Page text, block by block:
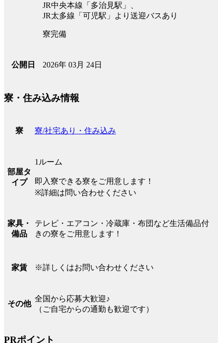
JR中央本線「多治見駅」、
JR太多線「可児駅」より送迎バスあり
寮完備
公開日 2026年 03月 24日
寮・住み込み情報
寮 寮/社宅あり・住み込み
部屋タ
イプ
1ルーム
即入寮できる寮をご用意します！
※詳細は問い合わせください
家具・
備品
テレビ・エアコン・冷蔵庫・布団など生活備品付
きの寮をご用意します！
家賃 ※詳しくはお問い合わせください
その他
全国から応募大歓迎♪
（ご自宅からの通勤も歓迎です）
PRポイント